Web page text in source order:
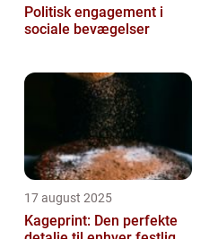
Politisk engagement i
sociale bevægelser
17 august 2025
Kageprint: Den perfekte